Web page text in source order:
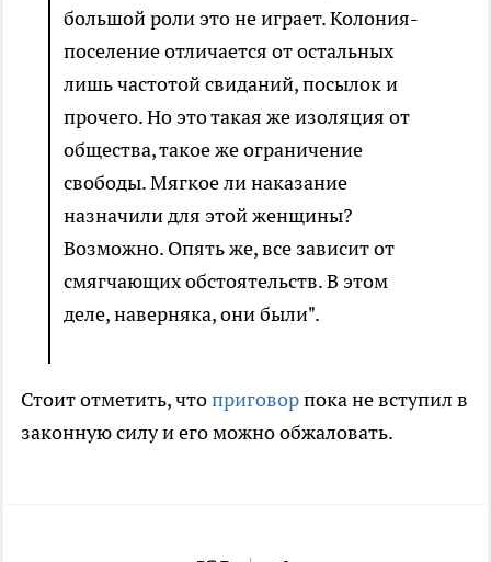
большой роли это не играет. Колония-
поселение отличается от остальных
лишь частотой свиданий, посылок и
прочего. Но это такая же изоляция от
общества, такое же ограничение
свободы. Мягкое ли наказание
назначили для этой женщины?
Возможно. Опять же, все зависит от
смягчающих обстоятельств. В этом
деле, наверняка, они были".
Стоит отметить, чтоприговорпока не вступил в
законную силу и его можно обжаловать.